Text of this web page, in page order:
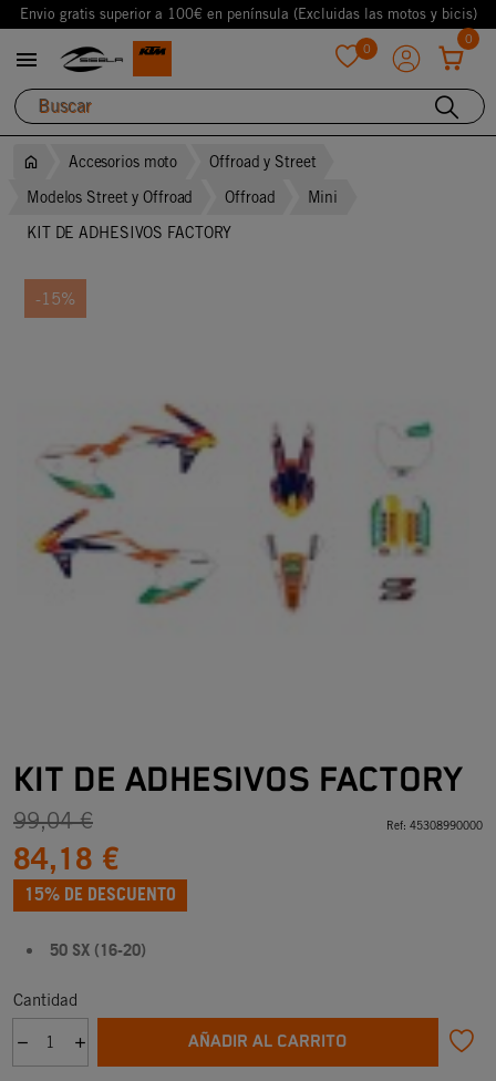
Envio gratis superior a 100€ en península (Excluidas las motos y bicis)
 0
0
Accesorios moto
Offroad y Street
Modelos Street y Offroad
Offroad
Mini
KIT DE ADHESIVOS FACTORY
-15%
KIT DE ADHESIVOS FACTORY
99,04 €
84,18 €
15% DE DESCUENTO
Ref: 45308990000
50 SX (16-20)
Cantidad
AÑADIR AL CARRITO